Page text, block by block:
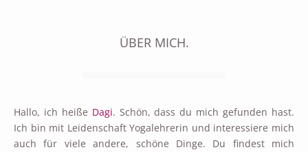
ÜBER MICH.
Hallo, ich heiße Dagi. Schön, dass du mich gefunden hast.
Ich bin mit Leidenschaft Yogalehrerin und interessiere mich
auch für viele andere, schöne Dinge. Du findest mich